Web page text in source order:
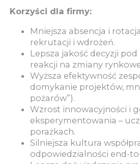
Korzyści dla firmy:
Mniejsza absencja i
rekrutacji i wdrożeń.
Lepsza jakość decyzji
reakcji na zmiany
Wyższa efektywność
domykanie projektów,
pożarów”).
Wzrost innowacyjności i
eksperymentowania –
porażkach.
Silniejsza kultura
odpowiedzialności end-